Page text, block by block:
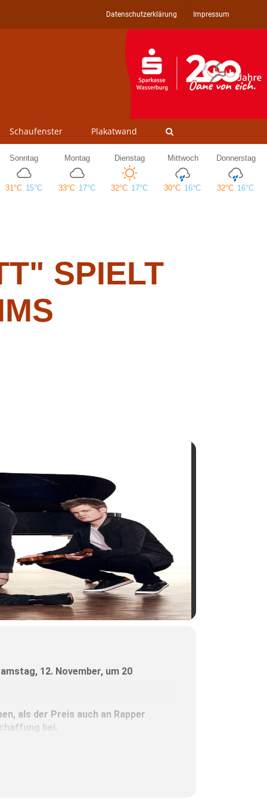
Datenschutzerklärung Impressum
Schaufenster Plakatwand
SPIELT
12. November, um 20
als der Preis auch an Rapper
bei.
Musizierweise